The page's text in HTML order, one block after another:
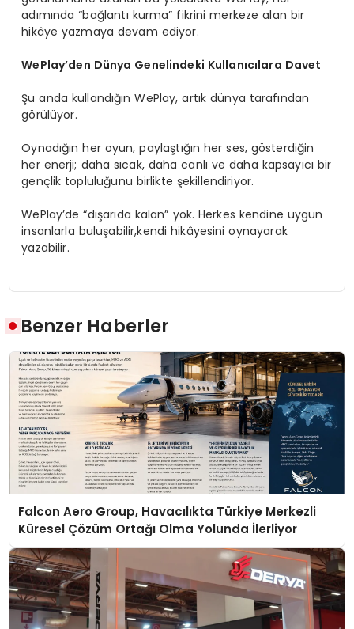
adımında “bağlantı kurma” fikrini merkeze alan bir
hikâye yazmaya devam ediyor.
WePlay’den Dünya Genelindeki Kullanıcılara Davet
Şu anda kullandığın WePlay, artık dünya tarafından
görülüyor.
Oynadığın her oyun, paylaştığın her ses, gösterdiğin
her enerji; daha sıcak, daha canlı ve daha kapsayıcı bir
gençlik topluluğunu birlikte şekillendiriyor.
WePlay’de “dışarıda kalan” yok. Herkes kendine uygun
insanlarla buluşabilir,kendi hikâyesini oynayarak
yazabilir.
Benzer Haberler
Falcon Aero Group, Havacılıkta Türkiye Merkezli
Küresel Çözüm Ortağı Olma Yolunda İlerliyor